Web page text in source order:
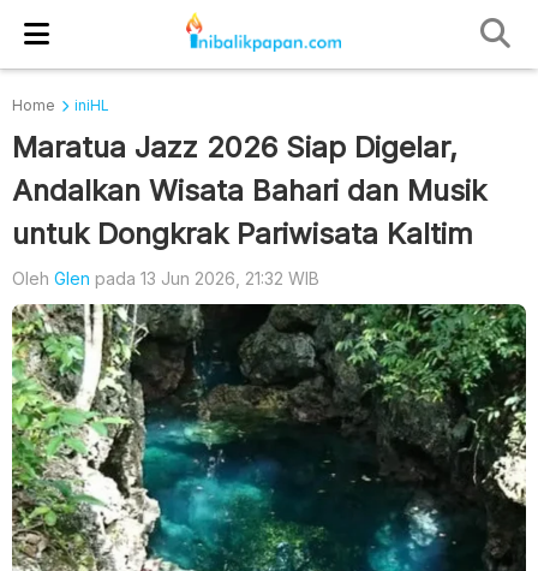
Home iniHL
Maratua Jazz 2026 Siap Digelar,
Andalkan Wisata Bahari dan Musik
untuk Dongkrak Pariwisata Kaltim
Oleh Glen pada 13 Jun 2026, 21:32 WIB